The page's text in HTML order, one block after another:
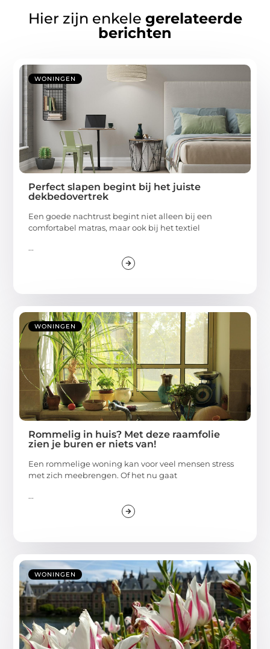
Hier zijn enkele gerelateerde
berichten
WONINGEN
Perfect slapen begint bij het juiste
dekbedovertrek
Een goede nachtrust begint niet alleen bij een
comfortabel matras, maar ook bij het textiel
...
WONINGEN
Rommelig in huis? Met deze raamfolie
zien je buren er niets van!
Een rommelige woning kan voor veel mensen stress
met zich meebrengen. Of het nu gaat
...
WONINGEN